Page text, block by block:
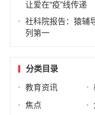
让爱在“疫”线传递
社科院报告：猿辅
列第一
分类目录
教育资讯
焦点